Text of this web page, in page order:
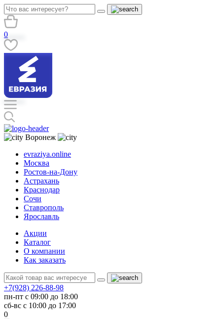
0
Воронеж
evraziya.online
Москва
Ростов-на-Дону
Астрахань
Краснодар
Сочи
Ставрополь
Ярославль
Акции
Каталог
О компании
Как заказать
+7(928) 226-88-98
пн-пт с 09:00 до 18:00
сб-вс с 10:00 до 17:00
0